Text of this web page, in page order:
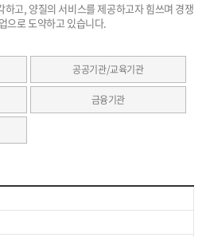
고, 양질의 서비스를 제공하고자 힘쓰며 경쟁
으로 도약하고 있습니다.
공공기관/교육기관
금융기관